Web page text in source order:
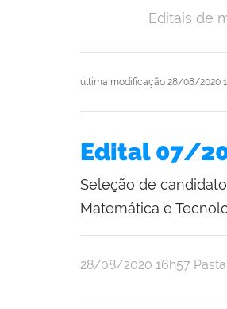
última modificação 28/08/2020
Editais de
Edital 07/
Seleção de
Matemática e
publicado
28/08/2020 16h57 Pasta